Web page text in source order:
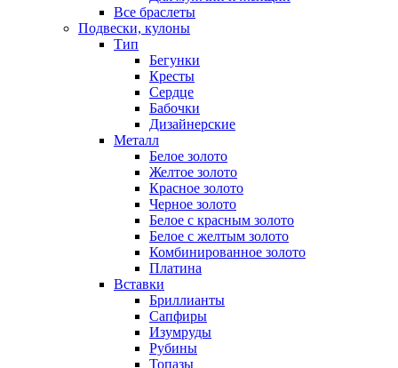
Все браслеты
Подвески, кулоны
Тип
Бегунки
Кресты
Сердце
Бабочки
Дизайнерские
Металл
Белое золото
Желтое золото
Красное золото
Черное золото
Белое с красным золото
Белое с желтым золото
Комбинированное золото
Платина
Вставки
Бриллианты
Сапфиры
Изумруды
Рубины
Топазы